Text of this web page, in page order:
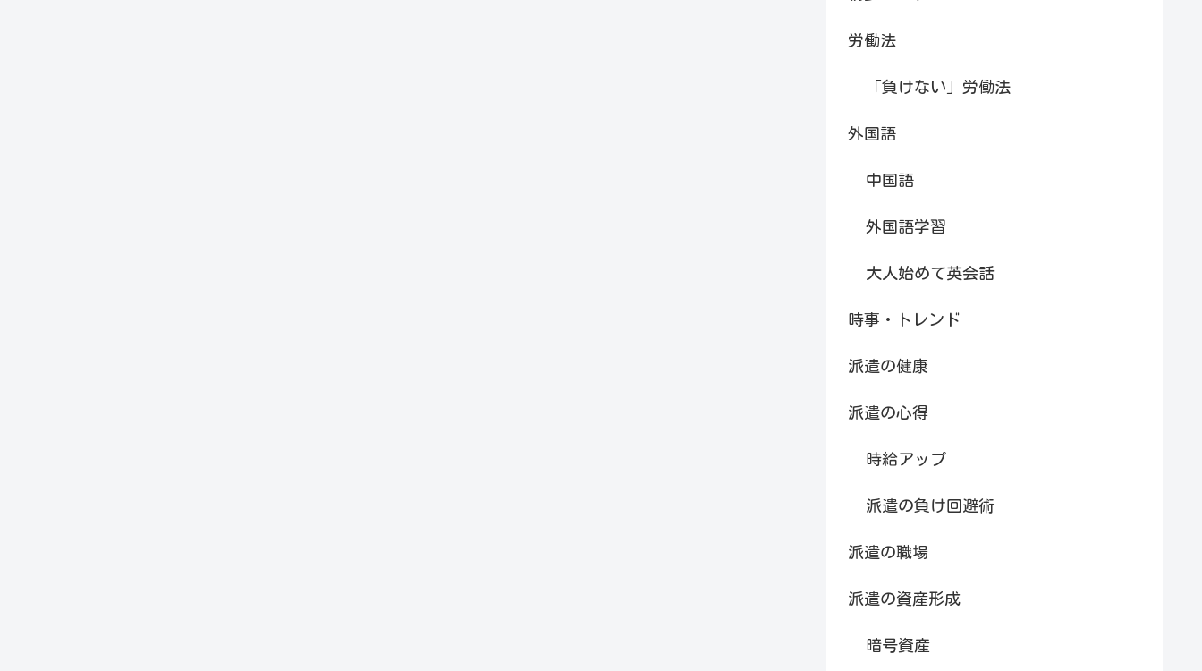
労働法
「負けない」労働法
外国語
中国語
外国語学習
大人始めて英会話
時事・トレンド
派遣の健康
派遣の心得
時給アップ
派遣の負け回避術
派遣の職場
派遣の資産形成
暗号資産